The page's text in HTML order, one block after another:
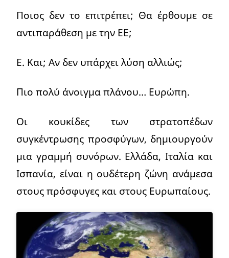
Ποιος δεν το επιτρέπει; Θα έρθουμε σε
αντιπαράθεση με την ΕΕ;
Ε. Και; Αν δεν υπάρχει λύση αλλιώς;
Πιο πολύ άνοιγμα πλάνου… Ευρώπη.
Οι κουκίδες των στρατοπέδων
συγκέντρωσης προσφύγων, δημιουργούν
μια γραμμή συνόρων. Ελλάδα, Ιταλία και
Ισπανία, είναι η ουδέτερη ζώνη ανάμεσα
στους πρόσφυγες και στους Ευρωπαίους.